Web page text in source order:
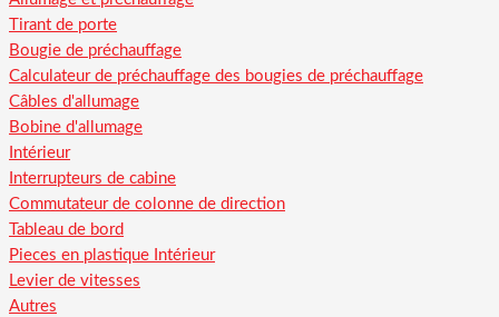
Tirant de porte
Bougie de préchauffage
Calculateur de préchauffage des bougies de préchauffage
Câbles d'allumage
Bobine d'allumage
Intérieur
Interrupteurs de cabine
Commutateur de colonne de direction
Tableau de bord
Pieces en plastique Intérieur
Levier de vitesses
Autres